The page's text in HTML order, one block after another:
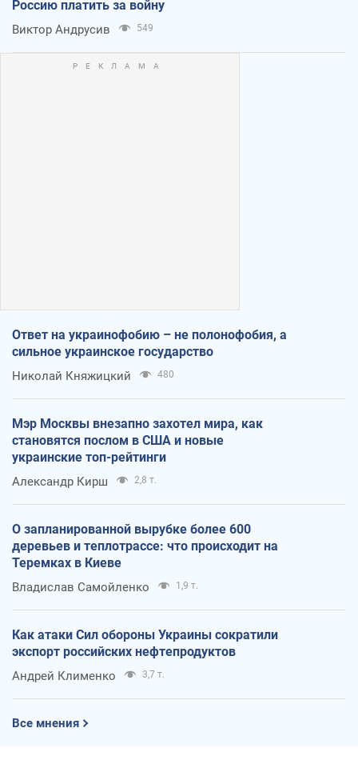
Россию платить за войну
Виктор Андрусив 549
Ответ на украинофобию – не полонофобия, а
сильное украинское государство
Николай Княжицкий 480
Мэр Москвы внезапно захотел мира, как
становятся послом в США и новые
украинские топ-рейтинги
Александр Кирш 2,8 т.
О запланированной вырубке более 600
деревьев и теплотрассе: что происходит на
Теремках в Киеве
Владислав Самойленко 1,9 т.
Как атаки Сил обороны Украины сократили
экспорт российских нефтепродуктов
Андрей Клименко 3,7 т.
Все мнения